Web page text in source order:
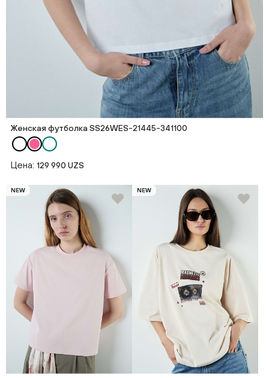
Женская футболка SS26WES-21445-341100
Цена: 129 990 UZS
NEW NEW